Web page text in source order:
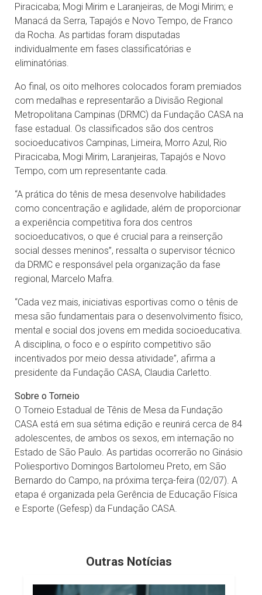
Piracicaba; Mogi Mirim e Laranjeiras, de Mogi Mirim; e
Manacá da Serra, Tapajós e Novo Tempo, de Franco
da Rocha. As partidas foram disputadas
individualmente em fases classificatórias e
eliminatórias.
Ao final, os oito melhores colocados foram premiados
com medalhas e representarão a Divisão Regional
Metropolitana Campinas (DRMC) da Fundação CASA na
fase estadual. Os classificados são dos centros
socioeducativos Campinas, Limeira, Morro Azul, Rio
Piracicaba, Mogi Mirim, Laranjeiras, Tapajós e Novo
Tempo, com um representante cada.
“A prática do tênis de mesa desenvolve habilidades
como concentração e agilidade, além de proporcionar
a experiência competitiva fora dos centros
socioeducativos, o que é crucial para a reinserção
social desses meninos”, ressalta o supervisor técnico
da DRMC e responsável pela organização da fase
regional, Marcelo Mafra.
“Cada vez mais, iniciativas esportivas como o tênis de
mesa são fundamentais para o desenvolvimento físico,
mental e social dos jovens em medida socioeducativa.
A disciplina, o foco e o espírito competitivo são
incentivados por meio dessa atividade”, afirma a
presidente da Fundação CASA, Claudia Carletto.
Sobre o Torneio
O Torneio Estadual de Tênis de Mesa da Fundação
CASA está em sua sétima edição e reunirá cerca de 84
adolescentes, de ambos os sexos, em internação no
Estado de São Paulo. As partidas ocorrerão no Ginásio
Poliesportivo Domingos Bartolomeu Preto, em São
Bernardo do Campo, na próxima terça-feira (02/07). A
etapa é organizada pela Gerência de Educação Física
e Esporte (Gefesp) da Fundação CASA.
Outras Notícias